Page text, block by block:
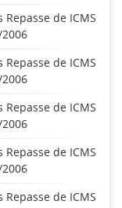
de ICMS
de ICMS
de ICMS
de ICMS
de ICMS